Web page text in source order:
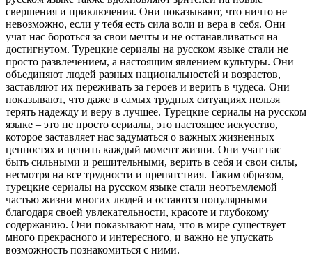
свершения и приключения. Они показывают, что ничто не
невозможно, если у тебя есть сила воли и вера в себя. Они
учат нас бороться за свои мечты и не останавливаться на
достигнутом. Турецкие сериалы на русском языке стали не
просто развлечением, а настоящим явлением культуры. Они
объединяют людей разных национальностей и возрастов,
заставляют их переживать за героев и верить в чудеса. Они
показывают, что даже в самых трудных ситуациях нельзя
терять надежду и веру в лучшее. Турецкие сериалы на русском
языке – это не просто сериалы, это настоящее искусство,
которое заставляет нас задуматься о важных жизненных
ценностях и ценить каждый момент жизни. Они учат нас
быть сильными и решительными, верить в себя и свои силы,
несмотря на все трудности и препятствия. Таким образом,
турецкие сериалы на русском языке стали неотъемлемой
частью жизни многих людей и остаются популярными
благодаря своей увлекательности, красоте и глубокому
содержанию. Они показывают нам, что в мире существует
много прекрасного и интересного, и важно не упускать
возможность познакомиться с ними.